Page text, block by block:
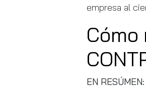
empresa al
EN RESÚMEN: